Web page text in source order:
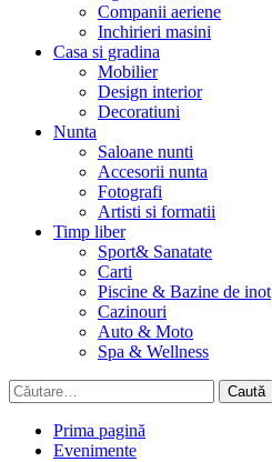
Companii aeriene
Inchirieri masini
Casa si gradina
Mobilier
Design interior
Decoratiuni
Nunta
Saloane nunti
Accesorii nunta
Fotografi
Artisti si formatii
Timp liber
Sport& Sanatate
Carti
Piscine & Bazine de inot
Cazinouri
Auto & Moto
Spa & Wellness
Caută
după:
Prima pagină
Evenimente